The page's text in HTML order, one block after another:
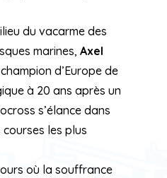
du vacarme des
marines, Axel
d’Europe de
à 20 ans après un
s’élance dans
courses les plus
où la souffrance